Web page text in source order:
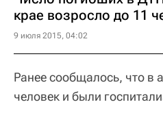
крае возросло до 11
9 июля 2015, 04:02
Ранее сообщалось, что в
человек и были